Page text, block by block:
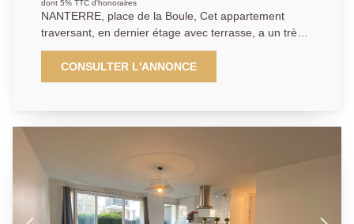
dont 5% TTC d'honoraires
NANTERRE, place de la Boule, Cet appartement
traversant, en dernier étage avec terrasse, a un très
beau potentiel. Il se compose d'une entrée avec des
toilettes et du rangement, d'un grand séjour donnant
sur une terrasse exposée sud/ouest d'environ 22 M2,
de toutes les commodités. Cave et box en sous-sol
complètent ce bien. Petite copropriété calme et
arborée. Ses atouts: RER Nanterre Ville à 12 min,
CONSULTER L'ANNONCE